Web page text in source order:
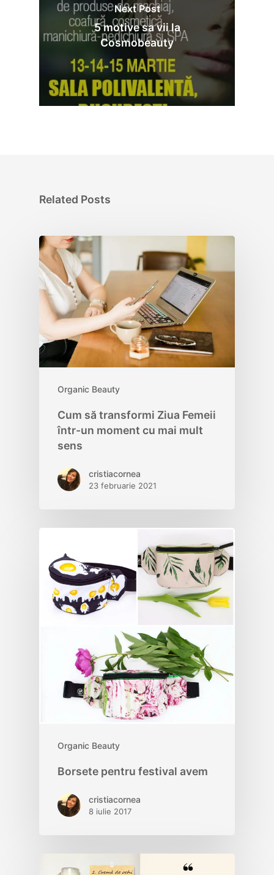
Next Post
5 motive sa vii la
Cosmobeauty
Related Posts
Organic Beauty
Cum să transformi Ziua Femeii
într-un moment cu mai mult
sens
cristiacornea
23 februarie 2021
Organic Beauty
Borsete pentru festival avem
cristiacornea
8 iulie 2017